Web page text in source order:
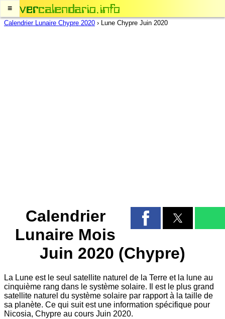
≡
Calendrier Lunaire Chypre 2020 › Lune Chypre Juin 2020
Calendrier
Lunaire Mois
Juin 2020 (Chypre)
La Lune est le seul satellite naturel de la Terre et la lune au
cinquième rang dans le système solaire. Il est le plus grand
satellite naturel du système solaire par rapport à la taille de
sa planète. Ce qui suit est une information spécifique pour
Nicosia, Chypre au cours Juin 2020.